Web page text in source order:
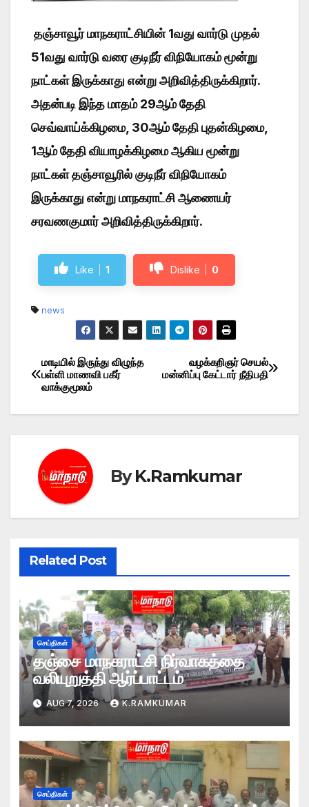
தஞ்சாவூர் மாநகராட்சியின் 1வது வார்டு முதல்
51வது வார்டு வரை குடிநீர் விநியோகம் மூன்று
நாட்கள் இருக்காது என்று அறிவித்திருக்கிறார்.
அதன்படி இந்த மாதம் 29ஆம் தேதி
செவ்வாய்க்கிழமை, 30ஆம் தேதி புதன்கிழமை,
1ஆம் தேதி வியாழக்கிழமை ஆகிய மூன்று
நாட்கள் தஞ்சாவூரில் குடிநீர் விநியோகம்
இருக்காது என்று மாநகராட்சி ஆணையர்
சரவணகுமார் அறிவித்திருக்கிறார்.
Like 1 Dislike 0
news
Post
navigation
வழக்கறிஞர் செயல்
மன்னிப்பு கேட்டார் நீதிபதி
மாடியில் இருந்து விழுந்த
பள்ளி மாணவி பகீர்
வாக்குமூலம்
ByK.Ramkumar
Related Post
செய்திகள்
தஞ்சை மாநகராட்சி நிர்வாகத்தை
வலியுறுத்தி ஆர்ப்பாட்டம்
AUG 7, 2026 K.RAMKUMAR
செய்திகள்